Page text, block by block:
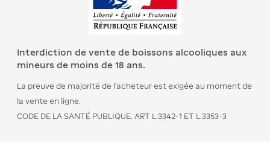
Interdiction de vente de boissons alcooliques aux
mineurs de moins de 18 ans.
La preuve de majorité de l’acheteur est exigée au moment de
la vente en ligne.
CODE DE LA SANTÉ PUBLIQUE. ART L.3342-1 ET L.3353-3